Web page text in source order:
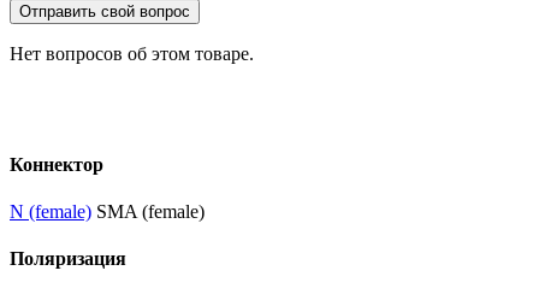
Отправить свой вопрос
Нет вопросов об этом товаре.
Коннектор
N (female) SMA (female)
Поляризация